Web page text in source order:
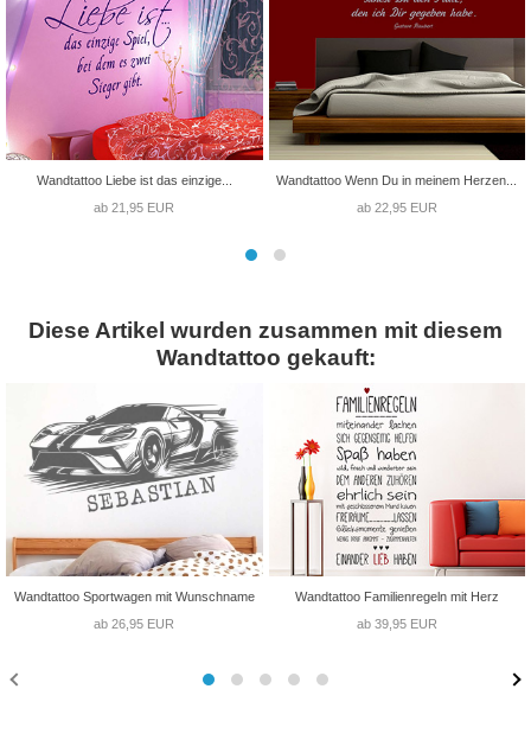
Wandtattoo Liebe ist das einzige...
ab 21,95 EUR
Wandtattoo Wenn Du in meinem Herzen...
ab 22,95 EUR
Diese Artikel wurden zusammen mit diesem
Wandtattoo gekauft:
Wandtattoo Sportwagen mit Wunschname
ab 26,95 EUR
Wandtattoo Familienregeln mit Herz
ab 39,95 EUR